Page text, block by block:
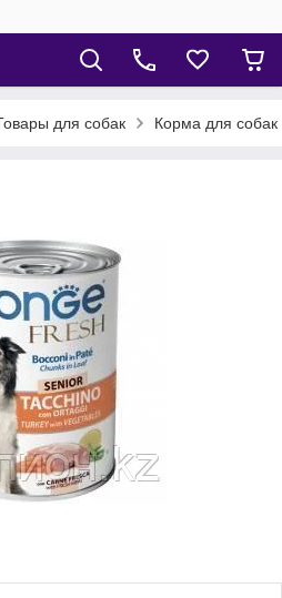
для собак Корма для собак